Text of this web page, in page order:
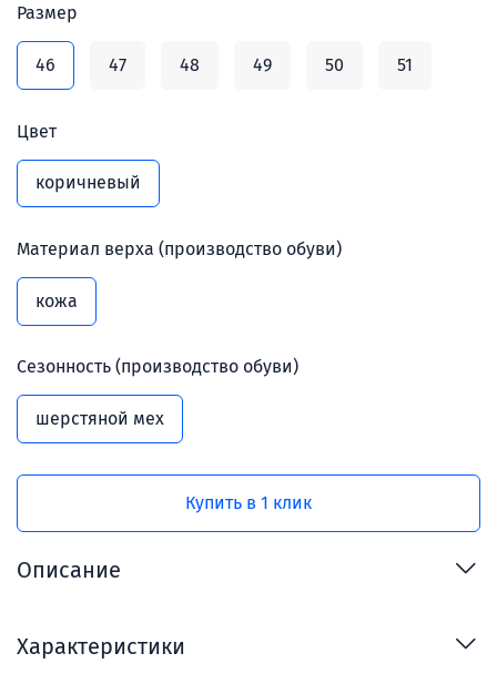
Купить в 1 клик
Размер
46 47 48 49 50 51
Цвет
коричневый
Материал верха (производство обуви)
кожа
Сезонность (производство обуви)
шерстяной мех
Описание
Характеристики